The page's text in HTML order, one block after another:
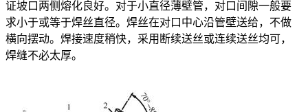
证坡口两侧熔化良好。对于小直径薄壁管，对口间隙一般要
求小于或等于焊丝直径。焊丝在对口中心沿管壁送给，不做
横向摆动。焊接速度稍快，采用断续送丝或连续送丝均可，
焊缝不必太厚。